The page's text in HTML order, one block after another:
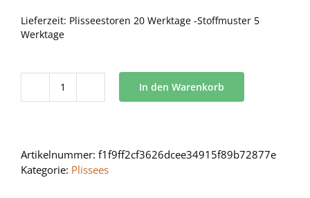
Lieferzeit: Plisseestoren 20 Werktage -Stoffmuster 5
Werktage
BB
In den Warenkorb
Artikelnummer: f1f9ff2cf3626dcee34915f89b72877e
Kategorie: Plissees